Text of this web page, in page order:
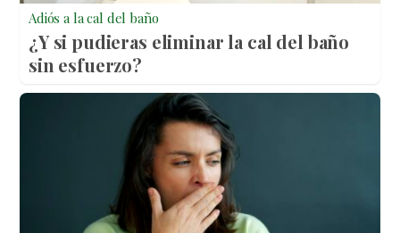
Adiós a la cal del baño
¿Y si pudieras eliminar la cal del baño
sin esfuerzo?